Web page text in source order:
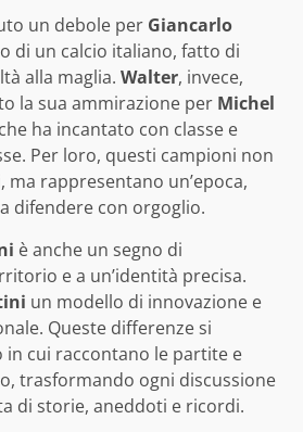
un debole per Giancarlo
di un calcio italiano, fatto di
alla maglia. Walter, invece,
la sua ammirazione per Michel
ha incantato con classe e
Per loro, questi campioni non
rappresentano un’epoca,
difendere con orgoglio.
è anche un segno di
e a un’identità precisa.
un modello di innovazione e
Queste differenze si
cui raccontano le partite e
trasformando ogni discussione
di storie, aneddoti e ricordi.